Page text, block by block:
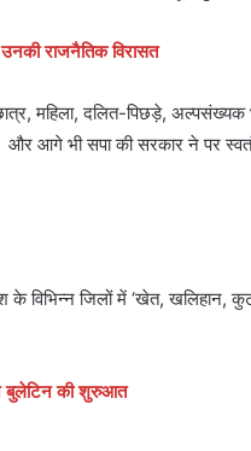
उनकी राजनैतिक विरासत
महिला, दलित-पिछड़े,
और आगे भी सपा की सरकार ने पर
के विभिन्न जिलों में ‘खेत, खलिहान,
बुलेटिन की शुरुआत